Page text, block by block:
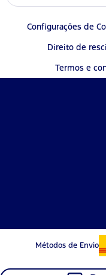
Configurações de
Direito de
Termos e
Métodos de Envio